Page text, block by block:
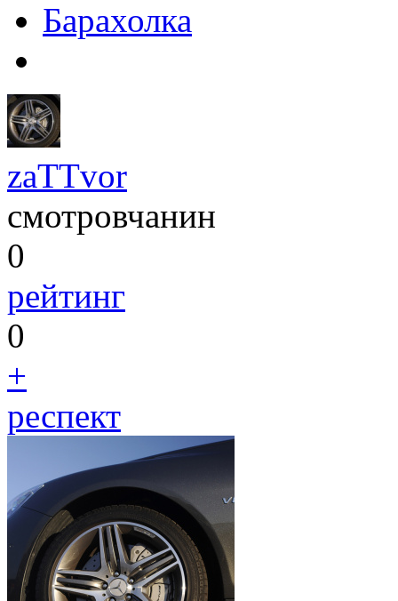
Барахолка
zaTTvor
смотровчанин
0
рейтинг
0
+
респект